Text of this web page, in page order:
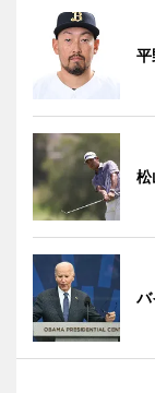
バ